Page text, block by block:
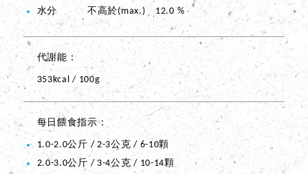
水分 不高於(max.) 12.0 %
代謝能
353kcal / 100g
每日餵食指示
1.0-2.0公斤 / 2-3公克 / 6-10顆
2.0-3.0公斤 / 3-4公克 / 10-14顆